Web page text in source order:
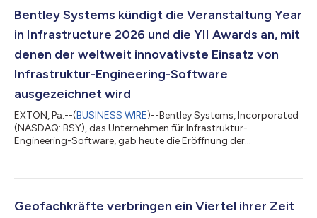
weltweit größten Geothermie-Veranstaltung, dem World
Geothermal Congress, der vom 8. bis 11. Juni in Calga...
Bentley Systems kündigt die Veranstaltung Year
in Infrastructure 2026 und die YII Awards an, mit
denen der weltweit innovativste Einsatz von
Infrastruktur-Engineering-Software
ausgezeichnet wird
EXTON, Pa.--(BUSINESS WIRE)--Bentley Systems, Incorporated
(NASDAQ: BSY), das Unternehmen für Infrastruktur-
Engineering-Software, gab heute die Eröffnung der
Innovationen beim Entwurf, beim Bau und während des Betriebs
Softwarelösungen anerkannt werden. Einreichungen werden bis
Geofachkräfte verbringen ein Viertel ihrer Zeit